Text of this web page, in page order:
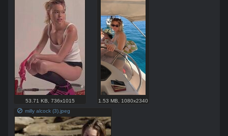
53.71 KB 736x1015 1.53 MB
1080x2340
milly alcock (3).jpeg